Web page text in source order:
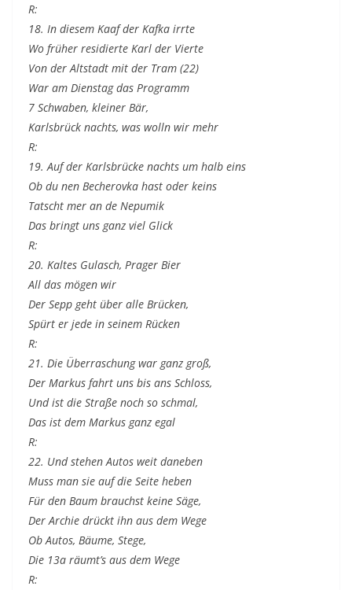
R:
18. In diesem Kaaf der Kafka irrte
Wo früher residierte Karl der Vierte
Von der Altstadt mit der Tram (22)
War am Dienstag das Programm
7 Schwaben, kleiner Bär,
Karlsbrück nachts, was wolln wir mehr
R:
19. Auf der Karlsbrücke nachts um halb eins
Ob du nen Becherovka hast oder keins
Tatscht mer an de Nepumik
Das bringt uns ganz viel Glick
R:
20. Kaltes Gulasch, Prager Bier
All das mögen wir
Der Sepp geht über alle Brücken,
Spürt er jede in seinem Rücken
R:
21. Die Überraschung war ganz groß,
Der Markus fahrt uns bis ans Schloss,
Und ist die Straße noch so schmal,
Das ist dem Markus ganz egal
R:
22. Und stehen Autos weit daneben
Muss man sie auf die Seite heben
Für den Baum brauchst keine Säge,
Der Archie drückt ihn aus dem Wege
Ob Autos, Bäume, Stege,
Die 13a räumt’s aus dem Wege
R: